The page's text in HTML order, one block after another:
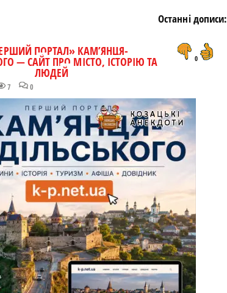
Останні дописи:
ПОРТАЛ» КАМ’ЯНЦЯ-
— САЙТ ПРО МІСТО, ІСТОРІЮ ТА
ЛЮДЕЙ
7 0
0